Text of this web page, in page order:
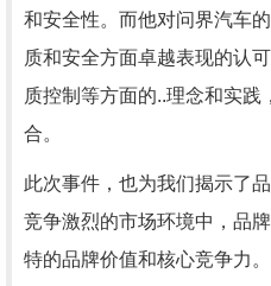
和安全性。而他对问界汽车
质和安全方面卓越表现的认
质控制等方面的..理念和实
合。
此次事件，也为我们揭示了
竞争激烈的市场环境中，品
特的品牌价值和核心竞争力